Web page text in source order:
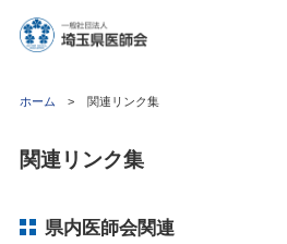
ホーム 関連リンク集
関連リンク集
県内医師会関連